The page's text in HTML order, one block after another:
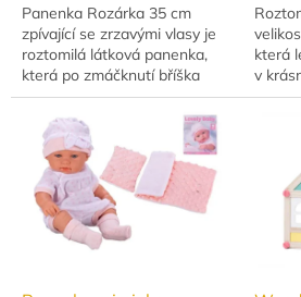
Panenka Rozárka 35 cm
zpívající se zrzavými vlasy je
roztomilá látková panenka,
která po zmáčknutí bříška
zpívá a mluví.
která
v